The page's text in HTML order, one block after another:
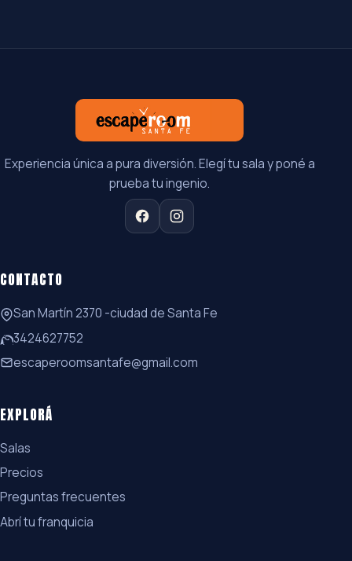
Experiencia única a pura diversión. Elegí tu sala y poné a
prueba tu ingenio.
CONTACTO
San Martín 2370 -ciudad de Santa Fe
3424627752
escaperoomsantafe@gmail.com
EXPLORÁ
Salas
Precios
Preguntas frecuentes
Abrí tu franquicia